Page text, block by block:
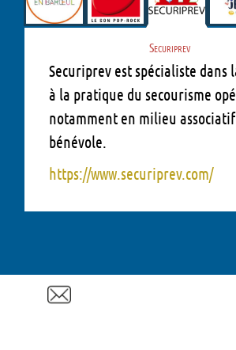
Securiprev
Securiprev est spécialiste dans
à la pratique du secourisme
notamment en milieu
bénévole.
https://www.securiprev.com/